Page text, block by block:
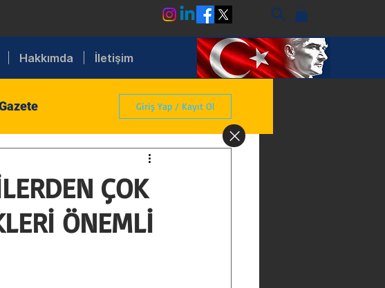
Hakkımda İletişim
Sanat
Giriş Yap / Kayıt Ol
ÇOK
ÖNEMLİ